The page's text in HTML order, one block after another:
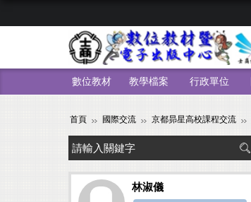
數位教材 教學檔案 行政單位
首頁 國際交流 京都昴星高校課程交流
林淑儀